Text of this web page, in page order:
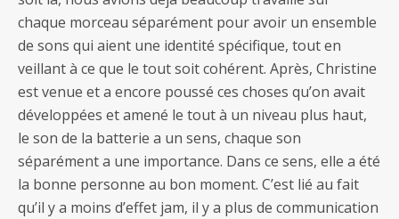
chaque morceau séparément pour avoir un ensemble
de sons qui aient une identité spécifique, tout en
veillant à ce que le tout soit cohérent. Après, Christine
est venue et a encore poussé ces choses qu’on avait
développées et amené le tout à un niveau plus haut,
le son de la batterie a un sens, chaque son
séparément a une importance. Dans ce sens, elle a été
la bonne personne au bon moment. C’est lié au fait
qu’il y a moins d’effet jam, il y a plus de communication